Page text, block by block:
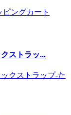
ピングカート
ストラッ...